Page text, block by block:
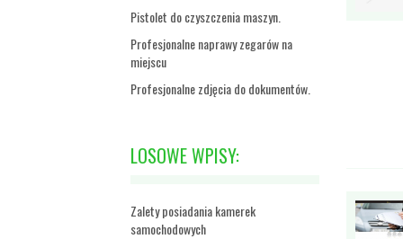
Pistolet do czyszczenia maszyn.
Profesjonalne naprawy zegarów na
miejscu
Profesjonalne zdjęcia do dokumentów.
LOSOWE WPISY:
Zalety posiadania kamerek
samochodowych